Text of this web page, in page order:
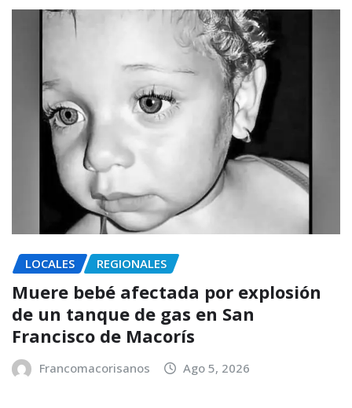
LOCALES REGIONALES
Muere bebé afectada por explosión
de un tanque de gas en San
Francisco de Macorís
Francomacorisanos Ago 5, 2026